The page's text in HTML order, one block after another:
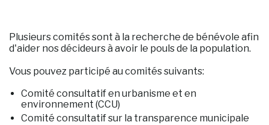
Plusieurs comités sont à la recherche de bénévole afin
d'aider nos décideurs à avoir le pouls de la population.
Vous pouvez participé au comités suivants:
Comité consultatif en urbanisme et en
environnement (CCU)
Comité consultatif sur la transparence municipale